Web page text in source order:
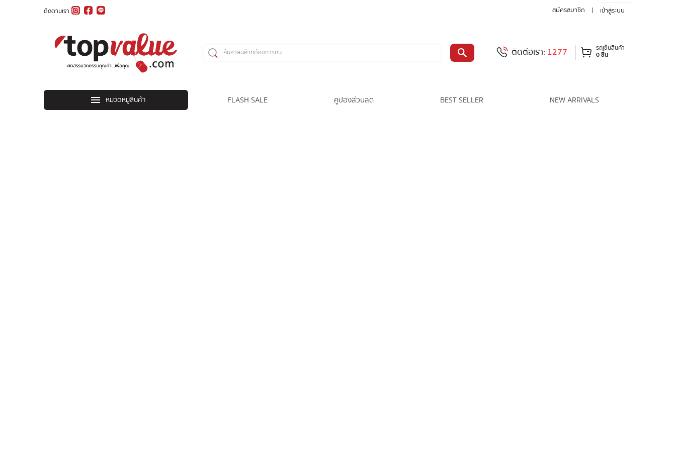
ติดตามเรา สมัครสมาชิก เข้าสู่ระบบ
หมวดหมู่สินค้า FLASH SALE คูปองส่วนลด BEST SELLER NEW ARRIVALS
ติดต่อเรา:1277 รถเข็นสินค้า
0 ชิ้น